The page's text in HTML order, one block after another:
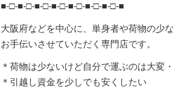
■-□-■-□-■-□-■-□-■-□-■-□-■-□-■
大阪府などを中心に、単身者や荷物の少
お手伝いさせていただく専門店です。
＊荷物は少ないけど自分で運ぶのは大変・
＊引越し資金を少しでも安くしたい